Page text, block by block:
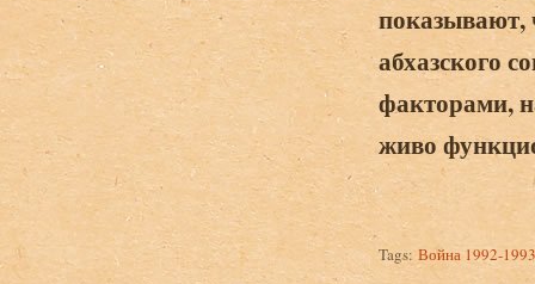
показывают,
абхазского
факторами,
живо
Tags: Война 1992-